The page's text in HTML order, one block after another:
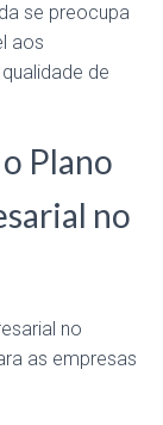
se preocupa
aos
de
Plano
no
no
as empresas